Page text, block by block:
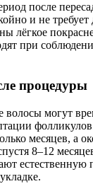
после
и не требует
лёгкое
при
процедуры
волосы могут
месяцев, а
8–12
естественную